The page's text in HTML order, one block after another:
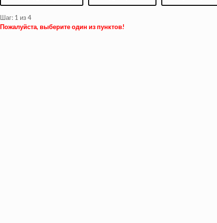
Шаг: 1 из 4
Пожалуйста, выберите один из пунктов!